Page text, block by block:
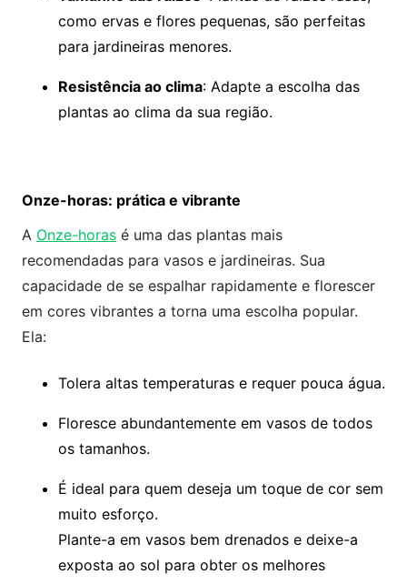
como ervas e flores pequenas, são perfeitas
para jardineiras menores.
Resistência ao clima: Adapte a escolha das
plantas ao clima da sua região.
Onze-horas: prática e vibrante
A Onze-horas é uma das plantas mais
recomendadas para vasos e jardineiras. Sua
capacidade de se espalhar rapidamente e florescer
em cores vibrantes a torna uma escolha popular.
Ela:
Tolera altas temperaturas e requer pouca água.
Floresce abundantemente em vasos de todos
os tamanhos.
É ideal para quem deseja um toque de cor sem
muito esforço.
Plante-a em vasos bem drenados e deixe-a
exposta ao sol para obter os melhores